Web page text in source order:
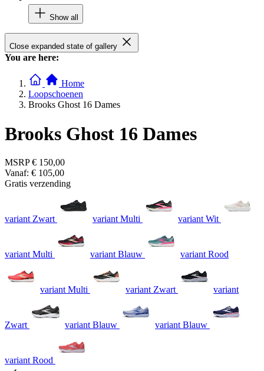
Show all
Close expanded state of gallery
You are here:
Home
Loopschoenen
Brooks Ghost 16 Dames
Brooks Ghost 16 Dames
MSRP € 150,00
Vanaf: € 105,00
Gratis verzending
variant Zwart variant Multi variant Wit
variant Multi variant Blauw variant Rood
variant Multi variant Zwart variant
Zwart variant Blauw variant Blauw
variant Rood